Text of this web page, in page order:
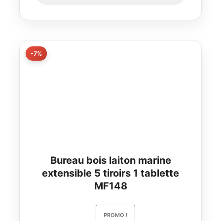
-7%
Bureau bois laiton marine
extensible 5 tiroirs 1 tablette
MF148
PROMO !